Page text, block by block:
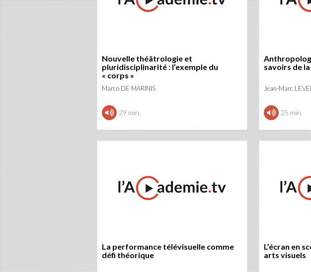
Nouvelle théâtrologie et
pluridisciplinarité : l’exemple du
« corps »
Marco DE MARINIS
29 min.
savoirs de
Jean-Marc
25 min.
La performance télévisuelle comme
défi théorique
L’écran en
arts visuels